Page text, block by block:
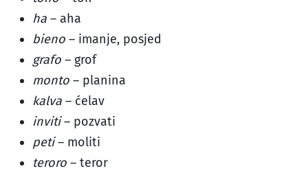
ha – aha
bieno – imanje, posjed
grafo – grof
monto – planina
kalva – ćelav
inviti– pozvati
peti– moliti
teroro – teror